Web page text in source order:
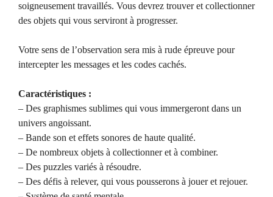
soigneusement travaillés. Vous devrez trouver et collectionner
des objets qui vous serviront à progresser.
Votre sens de l’observation sera mis à rude épreuve pour
intercepter les messages et les codes cachés.
Caractéristiques :
– Des graphismes sublimes qui vous immergeront dans un
univers angoissant.
– Bande son et effets sonores de haute qualité.
– De nombreux objets à collectionner et à combiner.
– Des puzzles variés à résoudre.
– Des défis à relever, qui vous pousserons à jouer et rejouer.